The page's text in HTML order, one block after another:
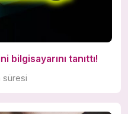
bilgisayarını tanıttı!
süresi